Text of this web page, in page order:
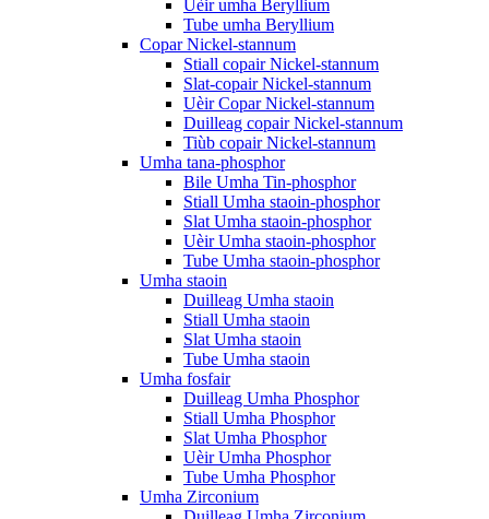
Uèir umha Beryllium
Tube umha Beryllium
Copar Nickel-stannum
Stiall copair Nickel-stannum
Slat-copair Nickel-stannum
Uèir Copar Nickel-stannum
Duilleag copair Nickel-stannum
Tiùb copair Nickel-stannum
Umha tana-phosphor
Bile Umha Tin-phosphor
Stiall Umha staoin-phosphor
Slat Umha staoin-phosphor
Uèir Umha staoin-phosphor
Tube Umha staoin-phosphor
Umha staoin
Duilleag Umha staoin
Stiall Umha staoin
Slat Umha staoin
Tube Umha staoin
Umha fosfair
Duilleag Umha Phosphor
Stiall Umha Phosphor
Slat Umha Phosphor
Uèir Umha Phosphor
Tube Umha Phosphor
Umha Zirconium